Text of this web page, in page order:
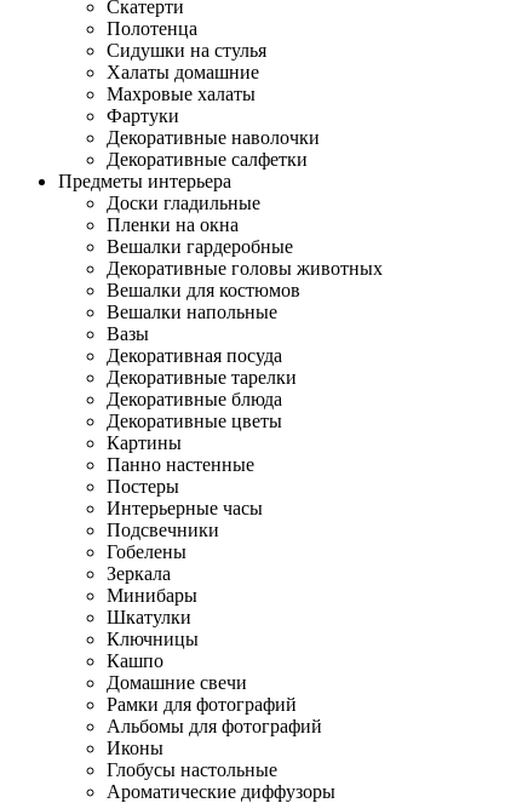
Скатерти
Полотенца
Сидушки на стулья
Халаты домашние
Махровые халаты
Фартуки
Декоративные наволочки
Декоративные салфетки
Предметы интерьера
Доски гладильные
Пленки на окна
Вешалки гардеробные
Декоративные головы животных
Вешалки для костюмов
Вешалки напольные
Вазы
Декоративная посуда
Декоративные тарелки
Декоративные блюда
Декоративные цветы
Картины
Панно настенные
Постеры
Интерьерные часы
Подсвечники
Гобелены
Зеркала
Минибары
Шкатулки
Ключницы
Кашпо
Домашние свечи
Рамки для фотографий
Альбомы для фотографий
Иконы
Глобусы настольные
Ароматические диффузоры